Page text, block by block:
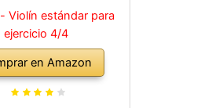
Violín estándar para
ejercicio 4/4
en Amazon